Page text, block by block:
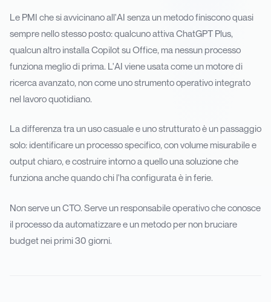
Le PMI che si avvicinano all'AI senza un metodo finiscono quasi
sempre nello stesso posto: qualcuno attiva ChatGPT Plus,
qualcun altro installa Copilot su Office, ma nessun processo
funziona meglio di prima. L'AI viene usata come un motore di
ricerca avanzato, non come uno strumento operativo integrato
nel lavoro quotidiano.
La differenza tra un uso casuale e uno strutturato è un passaggio
solo: identificare un processo specifico, con volume misurabile e
output chiaro, e costruire intorno a quello una soluzione che
funziona anche quando chi l'ha configurata è in ferie.
Non serve un CTO. Serve un responsabile operativo che conosce
il processo da automatizzare e un metodo per non bruciare
budget nei primi 30 giorni.